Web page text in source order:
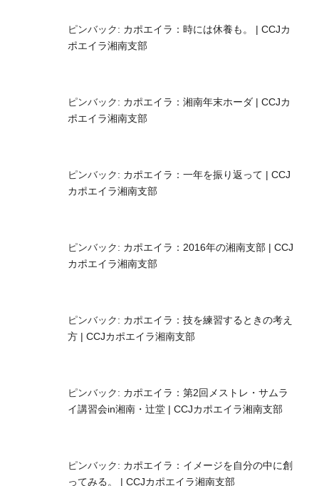
ピンバック: カポエイラ：時には休養も。 | CCJカ
ポエイラ湘南支部
ピンバック: カポエイラ：湘南年末ホーダ | CCJカ
ポエイラ湘南支部
ピンバック: カポエイラ：一年を振り返って | CCJ
カポエイラ湘南支部
ピンバック: カポエイラ：2016年の湘南支部 | CCJ
カポエイラ湘南支部
ピンバック: カポエイラ：技を練習するときの考え
方 | CCJカポエイラ湘南支部
ピンバック: カポエイラ：第2回メストレ・サムラ
イ講習会in湘南・辻堂 | CCJカポエイラ湘南支部
ピンバック: カポエイラ：イメージを自分の中に創
ってみる。 | CCJカポエイラ湘南支部